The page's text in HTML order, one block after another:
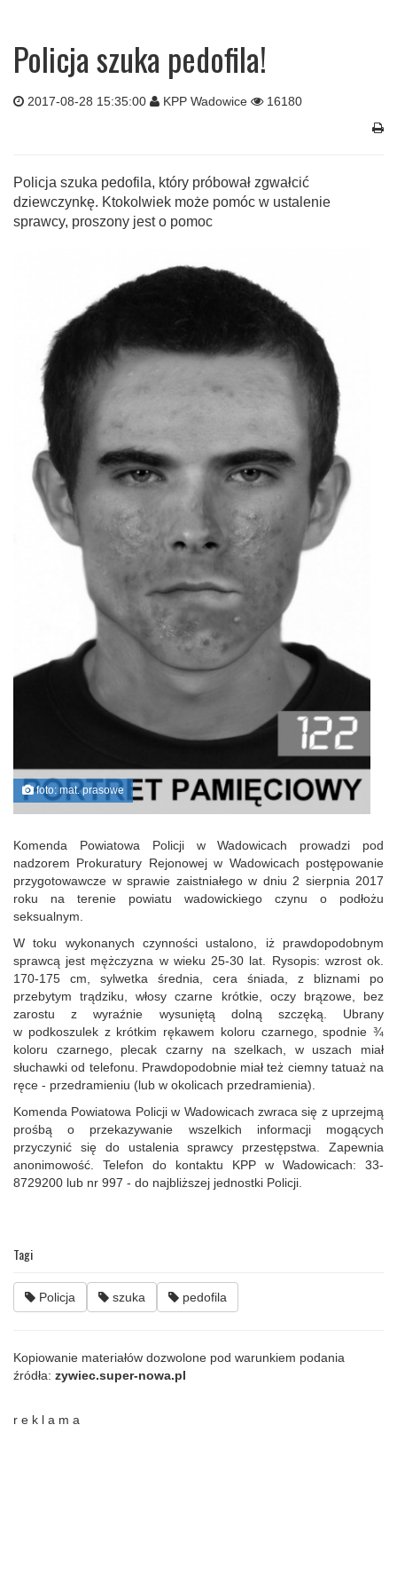
Policja szuka pedofila!
2017-08-28 15:35:00 KPP Wadowice 16180
Policja szuka pedofila, który próbował zgwałcić
dziewczynkę. Ktokolwiek może pomóc w ustalenie
sprawcy, proszony jest o pomoc
foto: mat. prasowe
Komenda Powiatowa Policji w Wadowicach prowadzi pod
nadzorem Prokuratury Rejonowej w Wadowicach postępowanie
przygotowawcze w sprawie zaistniałego w dniu 2 sierpnia 2017
roku na terenie powiatu wadowickiego czynu o podłożu
seksualnym.
W toku wykonanych czynności ustalono, iż prawdopodobnym
sprawcą jest mężczyzna w wieku 25-30 lat. Rysopis: wzrost ok.
170-175 cm, sylwetka średnia, cera śniada, z bliznami po
przebytym trądziku, włosy czarne krótkie, oczy brązowe, bez
zarostu z wyraźnie wysuniętą dolną szczęką. Ubrany
w podkoszulek z krótkim rękawem koloru czarnego, spodnie ¾
koloru czarnego, plecak czarny na szelkach, w uszach miał
słuchawki od telefonu. Prawdopodobnie miał też ciemny tatuaż na
ręce - przedramieniu (lub w okolicach przedramienia).
Komenda Powiatowa Policji w Wadowicach zwraca się z uprzejmą
prośbą o przekazywanie wszelkich informacji mogących
przyczynić się do ustalenia sprawcy przestępstwa. Zapewnia
anonimowość. Telefon do kontaktu KPP w Wadowicach: 33-
8729200 lub nr 997 - do najbliższej jednostki Policji.
Tagi
Policja szuka pedofila
Kopiowanie materiałów dozwolone pod warunkiem podania
źródła: zywiec.super-nowa.pl
r e k l a m a